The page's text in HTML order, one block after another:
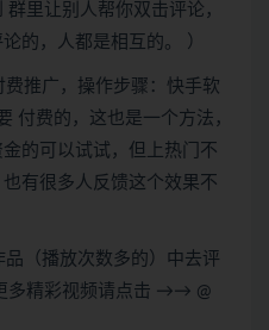
里让别人帮你双击评论，
的，人都是相互的。 ）
推广，操作步骤：快手软
付费的，这也是一个方法，
的可以试试，但上热门不
有很多人反馈这个效果不
（播放次数多的）中去评
多精彩视频请点击 →→ @